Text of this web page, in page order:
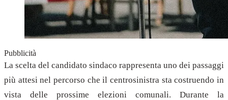
Pubblicità
La scelta del candidato sindaco rappresenta uno dei passaggi
più attesi nel percorso che il centrosinistra sta costruendo in
vista delle prossime elezioni comunali. Durante la